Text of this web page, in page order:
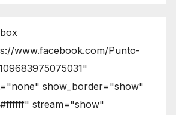
www.facebook.com/Punto-
show_border="show"
stream="show"